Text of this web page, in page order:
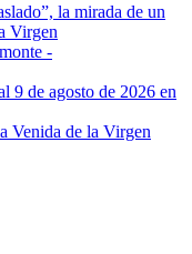
la mirada de un
Virgen
-
9 de agosto de 2026 en
Venida de la Virgen